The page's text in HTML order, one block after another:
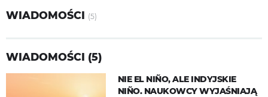
WIADOMOŚCI (5)
WIADOMOŚCI (5)
NIE EL NIÑO, ALE INDYJSKIE
NIÑO. NAUKOWCY WYJAŚNIAJĄ